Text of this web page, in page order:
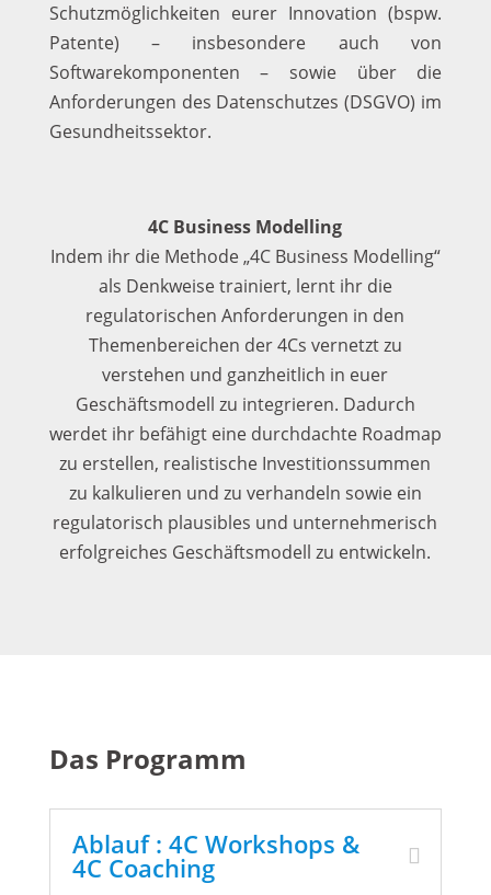
Schutzmöglichkeiten eurer Innovation (bspw.
Patente) – insbesondere auch von
Softwarekomponenten – sowie über die
Anforderungen des Datenschutzes (DSGVO) im
Gesundheitssektor.
4C Business Modelling
Indem ihr die Methode „4C Business Modelling“
als Denkweise trainiert, lernt ihr die
regulatorischen Anforderungen in den
Themenbereichen der 4Cs vernetzt zu
verstehen und ganzheitlich in euer
Geschäftsmodell zu integrieren. Dadurch
werdet ihr befähigt eine durchdachte Roadmap
zu erstellen, realistische Investitionssummen
zu kalkulieren und zu verhandeln sowie ein
regulatorisch plausibles und unternehmerisch
erfolgreiches Geschäftsmodell zu entwickeln.
Das Programm
Ablauf : 4C Workshops &
4C Coaching